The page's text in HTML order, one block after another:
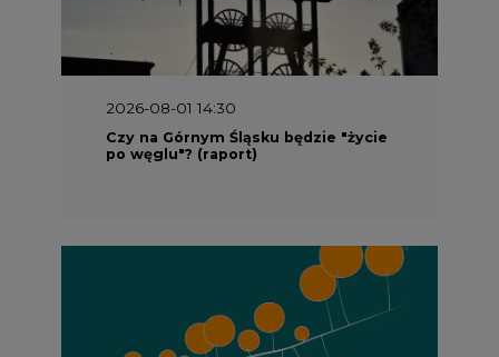
2026-08-01 14:30
Czy na Górnym Śląsku będzie "życie
po węglu"? (raport)